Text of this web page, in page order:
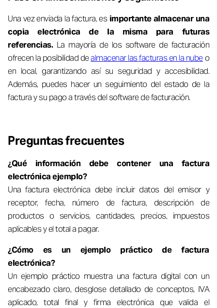
Una vez enviada la factura, esimportante almacenar una
copia electrónica de la misma para futuras
referencias. La mayoría de los software de facturación
ofrecen la posibilidad dealmacenar las facturas en la nubeo
en local, garantizando así su seguridad y accesibilidad.
Además, puedes hacer un seguimiento del estado de la
factura y su pago a través del software de facturación.
Preguntas frecuentes
¿Qué información debe contener una factura
electrónica ejemplo?
Una factura electrónica debe incluir datos del emisor y
receptor, fecha, número de factura, descripción de
productos o servicios, cantidades, precios, impuestos
aplicables y el total a pagar.
¿Cómo es un ejemplo práctico de factura
electrónica?
Un ejemplo práctico muestra una factura digital con un
encabezado claro, desglose detallado de conceptos, IVA
aplicado, total final y firma electrónica que valida el